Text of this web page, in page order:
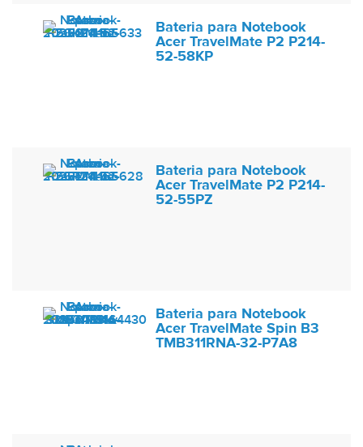
Bateria para Notebook
Acer TravelMate P2 P214-
52-58KP
Bateria para Notebook
Acer TravelMate P2 P214-
52-55PZ
Bateria para Notebook
Acer TravelMate Spin B3
TMB311RNA-32-P7A8